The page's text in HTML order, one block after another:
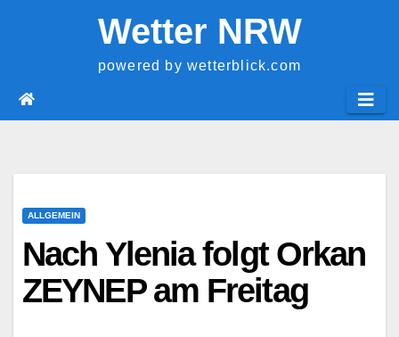
Wetter NRW
powered by wetterblick.com
ALLGEMEIN
Nach Ylenia folgt Orkan
ZEYNEP am Freitag